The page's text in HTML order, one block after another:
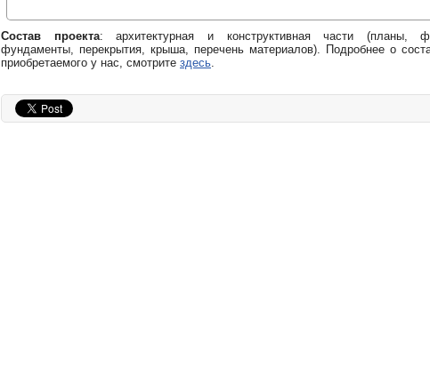
Состав проекта: архитектурная и конструктивная части (планы,
фундаменты, перекрытия, крыша, перечень материалов). Подробнее о
приобретаемого у нас, смотрите здесь.